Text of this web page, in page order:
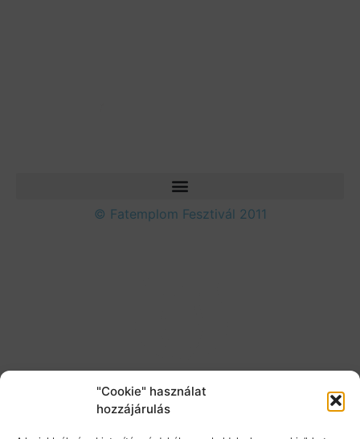
"Cookie" használat
hozzájárulás
© Fatemplom Fesztivál 2011